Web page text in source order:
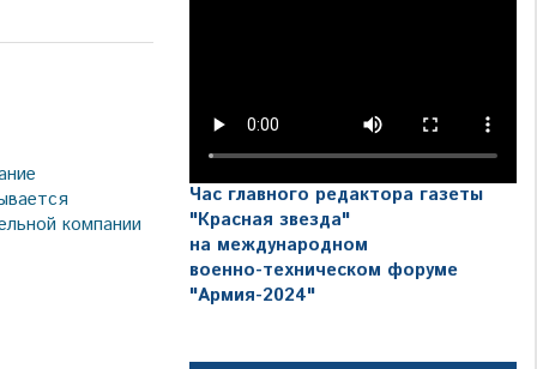
компании
Час главного редактора газеты
"Красная звезда"
на международном
военно-техническом форуме
"Армия-2024"